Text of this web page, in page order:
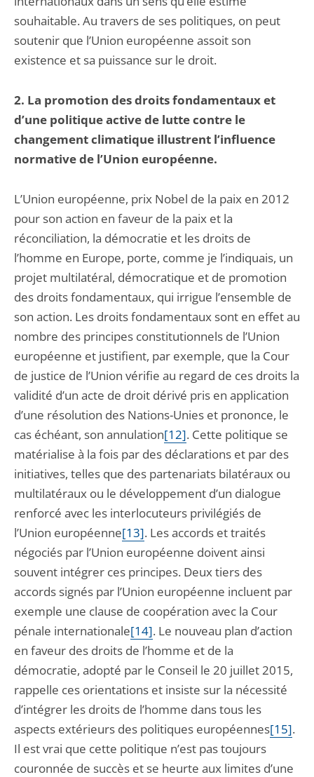
souhaitable. Au travers de ses politiques, on peut
soutenir que l’Union européenne assoit son
existence et sa puissance sur le droit.
2. La promotion des droits fondamentaux et
d’une politique active de lutte contre le
changement climatique illustrent l’influence
normative de l’Union européenne.
L’Union européenne, prix Nobel de la paix en 2012
pour son action en faveur de la paix et la
réconciliation, la démocratie et les droits de
l’homme en Europe, porte, comme je l’indiquais, un
projet multilatéral, démocratique et de promotion
des droits fondamentaux, qui irrigue l’ensemble de
son action. Les droits fondamentaux sont en effet au
nombre des principes constitutionnels de l’Union
européenne et justifient, par exemple, que la Cour
de justice de l’Union vérifie au regard de ces droits la
validité d’un acte de droit dérivé pris en application
d’une résolution des Nations-Unies et prononce, le
cas échéant, son annulation[12]. Cette politique se
matérialise à la fois par des déclarations et par des
initiatives, telles que des partenariats bilatéraux ou
multilatéraux ou le développement d’un dialogue
renforcé avec les interlocuteurs privilégiés de
l’Union européenne[13]. Les accords et traités
négociés par l’Union européenne doivent ainsi
souvent intégrer ces principes. Deux tiers des
accords signés par l’Union européenne incluent par
exemple une clause de coopération avec la Cour
pénale internationale[14]. Le nouveau plan d’action
en faveur des droits de l’homme et de la
démocratie, adopté par le Conseil le 20 juillet 2015,
rappelle ces orientations et insiste sur la nécessité
d’intégrer les droits de l’homme dans tous les
aspects extérieurs des politiques européennes[15].
Il est vrai que cette politique n’est pas toujours
couronnée de succès et se heurte aux limites d’une